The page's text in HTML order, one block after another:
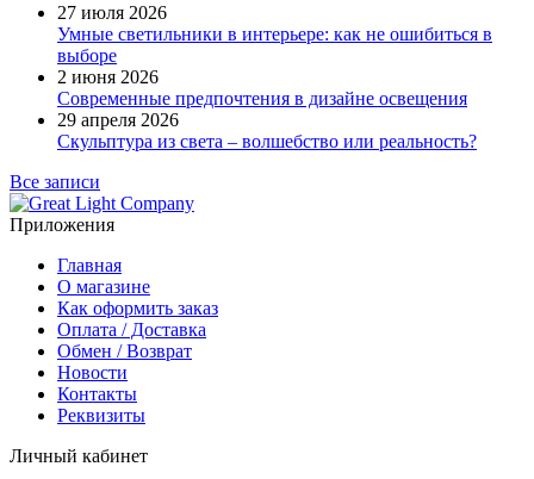
27 июля 2026
Умные светильники в интерьере: как не ошибиться в
выборе
2 июня 2026
Современные предпочтения в дизайне освещения
29 апреля 2026
Скульптура из света – волшебство или реальность?
Все записи
Приложения
Главная
О магазине
Как оформить заказ
Оплата / Доставка
Обмен / Возврат
Новости
Контакты
Реквизиты
Личный кабинет